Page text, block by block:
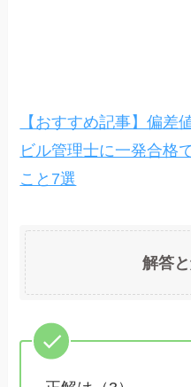
【おすすめ記事】偏差
ビル管理士に一発合格
こと7選
解答